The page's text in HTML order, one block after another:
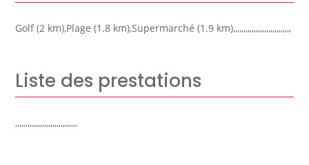
Golf (2 km),Plage (1.8 km),Supermarché (1.9 km),,,,,,,,,,,,,,,,,,,,,,,,,,,,
Liste des prestations
,,,,,,,,,,,,,,,,,,,,,,,,,,,,,,